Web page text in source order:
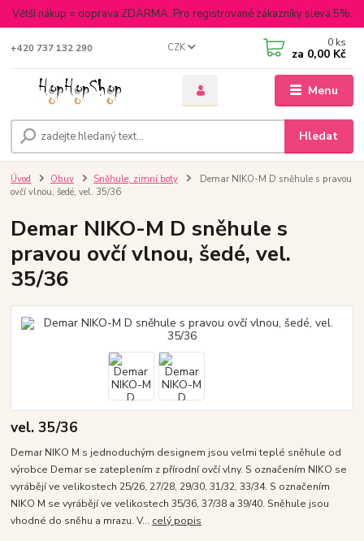
Větší nákup = doprava ZDARMA. Pro registrované zákazníky sleva 5%.
Menu
CZK
Hledat
+420 737 132 290 0 ks
za 0,00 Kč
Úvod Obuv Sněhule, zimní boty
Demar NIKO-M D sněhule s pravou
ovčí vlnou, šedé, vel. 35/36
Demar NIKO-M D sněhule s
pravou ovčí vlnou, šedé, vel.
35/36
vel. 35/36
Demar NIKO M s jednoduchým designem jsou velmi teplé sněhule od
výrobce Demar se zateplením z přírodní ovčí vlny. S označením NIKO se
vyrábějí ve velikostech 25/26, 27/28, 29/30, 31/32, 33/34. S označením
NIKO M se vyrábějí ve velikostech 35/36, 37/38 a 39/40. Sněhule jsou
vhodné do sněhu a mrazu. V... celý popis